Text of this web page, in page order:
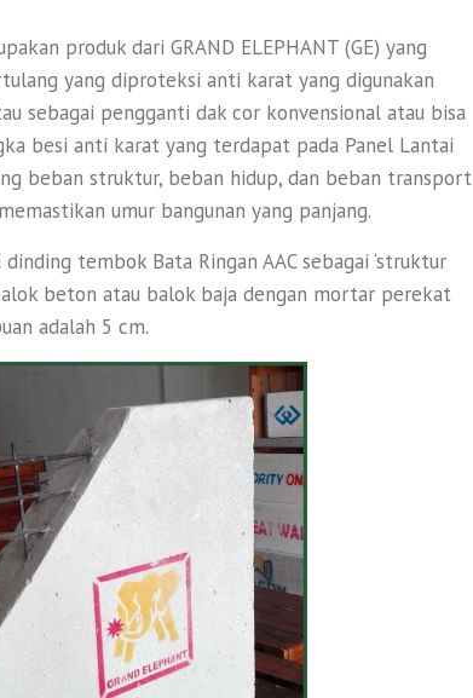
produk dari GRAND ELEPHANT (GE) yang
yang diproteksi anti karat yang digunakan
sebagai pengganti dak cor konvensional atau bisa
besi anti karat yang terdapat pada Panel Lantai
beban struktur, beban hidup, dan beban transport
umur bangunan yang panjang.
tembok Bata Ringan AAC sebagai ‘struktur
beton atau balok baja dengan mortar perekat
adalah 5 cm.